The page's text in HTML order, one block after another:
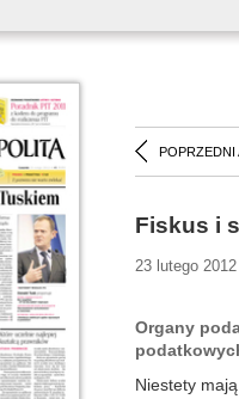
POPRZEDNI
Fiskus i
23 lutego
Organy
Niestety